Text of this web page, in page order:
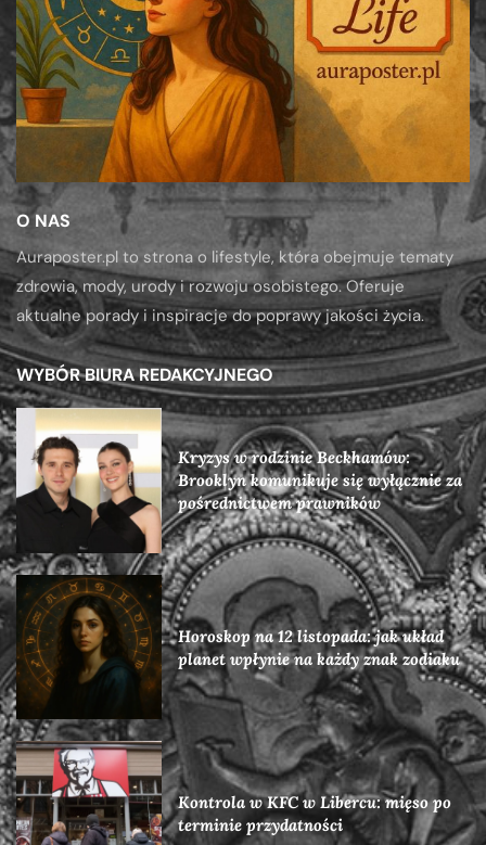
O NAS
Auraposter.pl to strona o lifestyle, która obejmuje tematy
zdrowia, mody, urody i rozwoju osobistego. Oferuje
aktualne porady i inspiracje do poprawy jakości życia.
WYBÓR BIURA REDAKCYJNEGO
Kryzys w rodzinie Beckhamów:
Brooklyn komunikuje się wyłącznie za
pośrednictwem prawników
Horoskop na 12 listopada: jak układ
planet wpłynie na każdy znak zodiaku
Kontrola w KFC w Libercu: mięso po
terminie przydatności